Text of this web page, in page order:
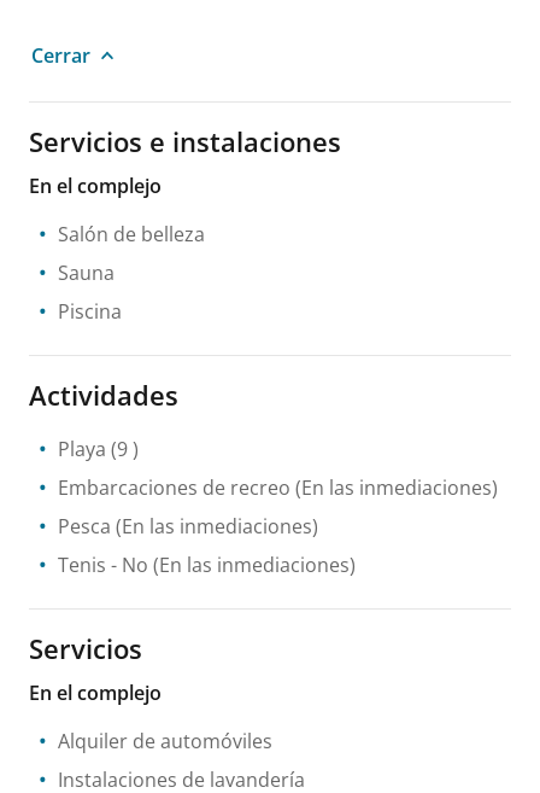
Cerrar
Servicios e instalaciones
En el complejo
Salón de belleza
Sauna
Piscina
Actividades
Playa (9 )
Embarcaciones de recreo (En las inmediaciones)
Pesca (En las inmediaciones)
Tenis - No (En las inmediaciones)
Servicios
En el complejo
Alquiler de automóviles
Instalaciones de lavandería